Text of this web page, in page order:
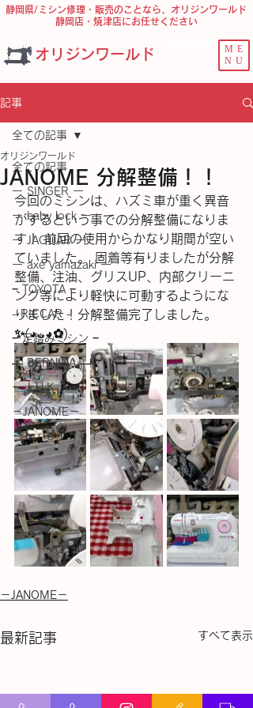
オリジンワールド
ME
NU
静岡県/ミシン修理・販売のことなら、オリジンワールド
静岡店・焼津店にお任せください
記事
全ての記事
ー SINGER ー
ー baby lock ー
ー JAGUAR ー
ー axe yamazaki ー
− TOYOTA −
- RICCAR -
− 足踏みミシン −
― BERNINA ―
ーＪＵＫＩー
－JANOME－
－ｂｒｏｔｈｅｒ－
全ての記事
JANOME 分解整備！！
オリジンワールド
今回のミシンは、ハズミ車が重く異音
がするという事での分解整備になりま
す！ 前回の使用からかなり期間が空い
ていました。 固着等有りましたが分解
整備、注油、グリスUP、内部クリーニ
ング等により軽快に可動するようにな
りました！分解整備完了しました。
✨(⁠◕⁠ᴗ⁠◕⁠✿⁠)
－JANOME－
最新記事 すべて表示